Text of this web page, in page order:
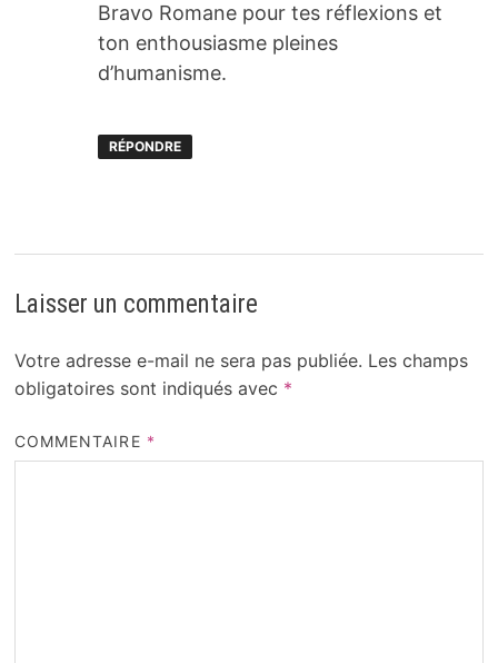
Bravo Romane pour tes réflexions et
ton enthousiasme pleines
d’humanisme.
RÉPONDRE
Laisser un commentaire
Votre adresse e-mail ne sera pas publiée. Les champs
obligatoires sont indiqués avec *
COMMENTAIRE *